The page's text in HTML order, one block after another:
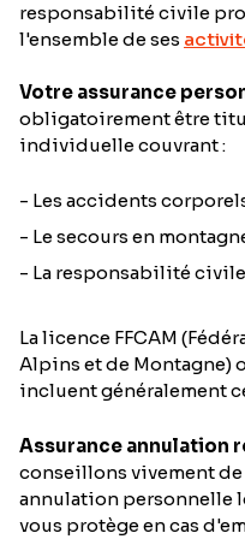
responsabilité civile
l'ensemble de ses
Votre assurance
obligatoirement être
individuelle couvrant :
- Les accidents
- Le secours en
- La responsabilité civile
La licence FFCAM
Alpins et de Montagne)
incluent généralement
Assurance annulation
conseillons vivement
annulation personnelle
vous protège en cas